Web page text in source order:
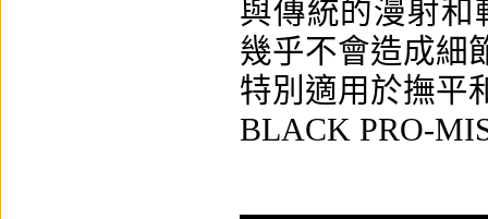
與傳統的漫射和
幾乎不會造成細
特別適用於撫平
BLACK PRO-